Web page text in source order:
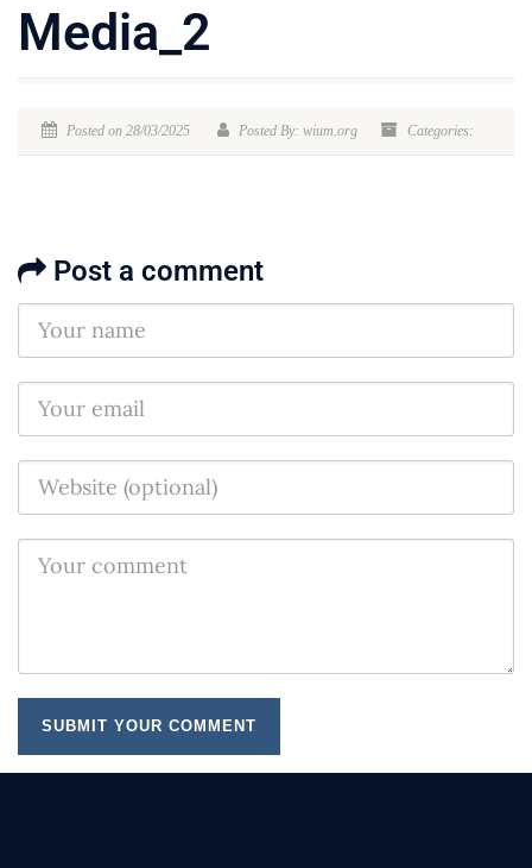
Media_2
Posted on 28/03/2025 Posted By: wium.org Categories:
Post a comment